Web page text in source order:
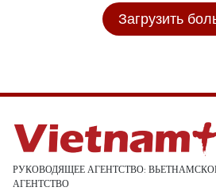
Загрузить
РУКОВОДЯЩЕЕ АГЕНТСТВО:
АГЕНТСТВО